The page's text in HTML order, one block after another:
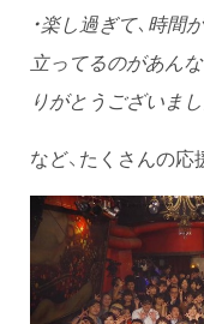
・楽し過ぎて、時間
立ってるのがあん
りがとうございま
など、たくさんの